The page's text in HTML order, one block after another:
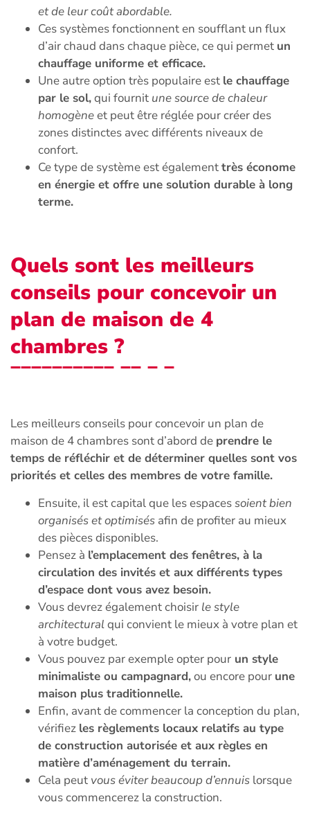
et de leur coût abordable.
Ces systèmes fonctionnent en soufflant un flux
d’air chaud dans chaque pièce, ce qui permet un
chauffage uniforme et efficace.
Une autre option très populaire est le chauffage
par le sol,qui fournit une source de chaleur
homogèneet peut être réglée pour créer des
zones distinctes avec différents niveaux de
confort.
Ce type de système est égalementtrès économe
en énergie et offre une solution durable à long
terme.
Quels sont les meilleurs
conseils pour concevoir un
plan de maison de 4
chambres ?
Les meilleurs conseils pour concevoir un plan de
maison de 4 chambres sont d’abord de prendre le
temps de réfléchir et de déterminer quelles sont vos
priorités et celles des membres de votre famille.
Ensuite, il est capital que les espacessoient bien
organisés et optimisés afin de profiter au mieux
des pièces disponibles.
Pensez à l’emplacement des fenêtres, à la
circulation des invités et aux différents types
d’espace dont vous avez besoin.
Vous devrez également choisir le style
architecturalqui convient le mieux à votre plan et
à votre budget.
Vous pouvez par exemple opter pour un style
minimaliste ou campagnard,ou encore pour une
maison plus traditionnelle.
Enfin, avant de commencer la conception du plan,
vérifiez les règlements locaux relatifs au type
de construction autorisée et aux règles en
matière d’aménagement du terrain.
Cela peut vous éviter beaucoup d’ennuis lorsque
vous commencerez la construction.